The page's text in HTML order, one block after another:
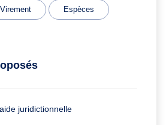
Virement Espèces
juridictionnelle